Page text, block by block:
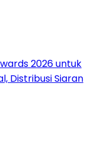
2026 untuk
Distribusi Siaran